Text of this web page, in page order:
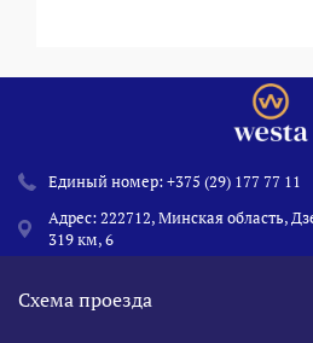
Единый номер:+375 (29) 177 77 11
Адрес: 222712, Минская область,
319 км, 6
Схема проезда